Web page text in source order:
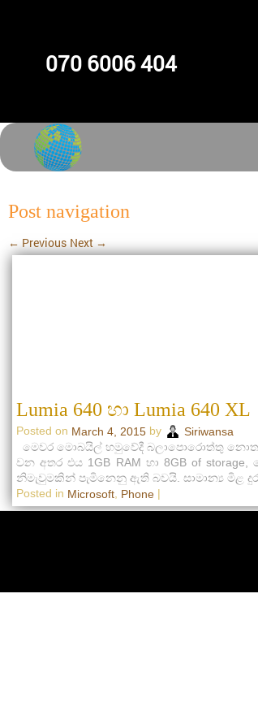
070 6006 404
Post navigation
← Previous Next →
Lumia 640 හා Lumia 640 XL
Posted on March 4, 2015 by
Siriwansa
මෙවර මොබයිල් හමුවේදී බලාපොරොත්තු
වන අතර එය 1GB RAM හා 8GB of storage,
නිමැවුමකින් පැමිනෙනු ඇති බවයි. සාමාන්‍ය මිළ
Posted in Microsoft Phone |